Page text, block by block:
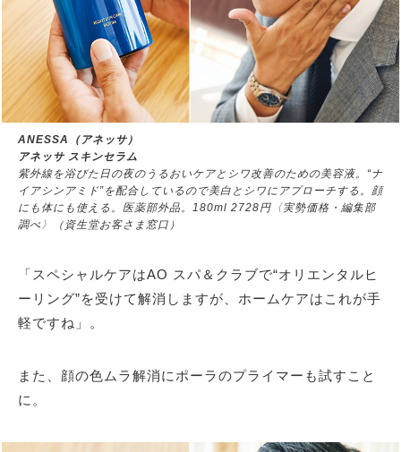
ANESSA（アネッサ）
アネッサ スキンセラム
紫外線を浴びた日の夜のうるおいケアとシワ改善のための美容液。“ナ
イアシンアミド”を配合しているので美白とシワにアプローチする。顔
にも体にも使える。医薬部外品。180ml 2728円〈実勢価格・編集部
調べ〉（資生堂お客さま窓口）
「スペシャルケアはAO スパ＆クラブで“オリエンタルヒ
ーリング”を受けて解消しますが、ホームケアはこれが手
軽ですね」。
また、顔の色ムラ解消にポーラのプライマーも試すこと
に。